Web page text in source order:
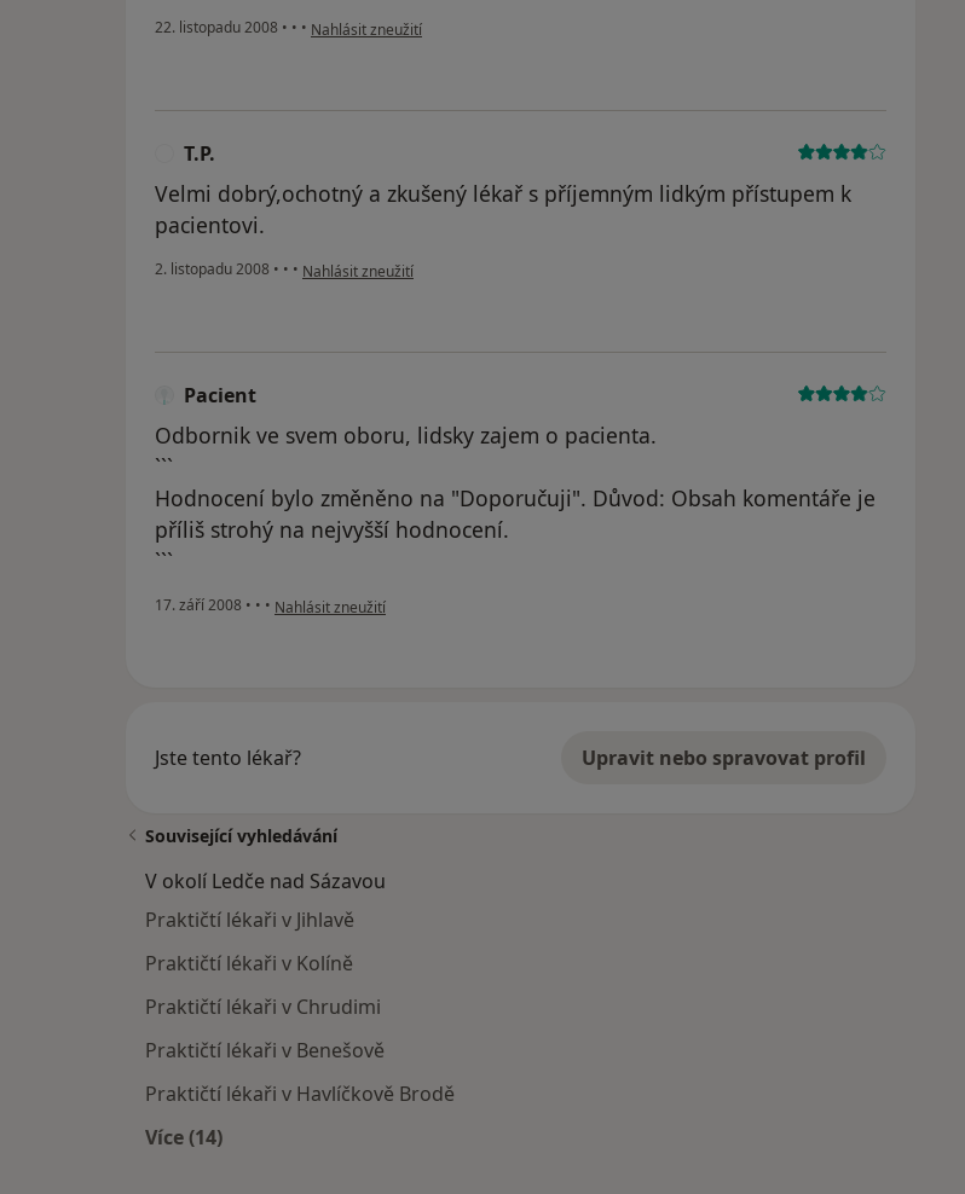
22. listopadu 2008 • • • podle názoru uživatele Vladimír Konvalina
Nahlásit zneužití
T.P.
Velmi dobrý,ochotný a zkušený lékař s příjemným lidkým přístupem k
pacientovi.
2. listopadu 2008 • • • podle názoru uživatele T.P.
Nahlásit zneužití
Pacient
Odbornik ve svem oboru, lidsky zajem o pacienta.
```
Hodnocení bylo změněno na "Doporučuji". Důvod: Obsah komentáře je
příliš strohý na nejvyšší hodnocení.
```
17. září 2008 • • • podle názoru uživatele Pacient
Nahlásit zneužití
Jste tento lékař? Upravit nebo spravovat profil
Související vyhledávání
V okolí Ledče nad Sázavou
Praktičtí lékaři v Jihlavě
Praktičtí lékaři v Kolíně
Praktičtí lékaři v Chrudimi
Praktičtí lékaři v Benešově
Praktičtí lékaři v Havlíčkově Brodě
Více (14)